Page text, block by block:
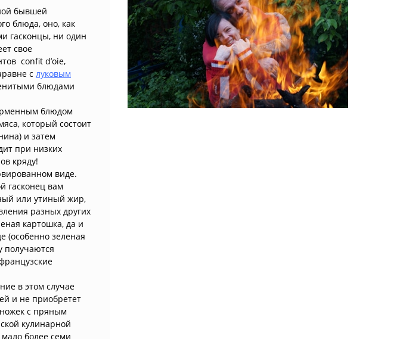
бывшей
блюда, оно, как
гасконцы, ни один
свое
confit d’oie,
с луковым
блюдами
блюдом
который состоит
и затем
при низких
кряду!
виде.
гасконец вам
или утиный жир,
разных других
картошка, да и
(особенно зеленая
получаются
в этом случае
и не приобретет
с пряным
кулинарной
более семи